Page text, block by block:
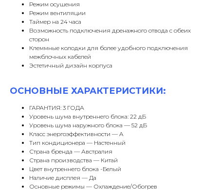
Режим осушения
Режим вентиляции
Таймер на 24 часа
Возможность подключения дренажного отвода с обеих
сторон
Клеммные колодки для более удобного подключения
межблочных кабелей
Эстетичный дизайн корпуса
ОСНОВНЫЕ ХАРАКТЕРИСТИКИ:
ГАРАНТИЯ: 3 ГОДА
Уровень шума внутреннего блока: 22 дБ
Уровень шума наружного блока — 52 дБ
Класс энергоэффективности — A
Тип кондиционера — Настенный
Страна бренда — Австралия
Страна производства — Китай
Цвет внутреннего блока -Белый
Наличие дисплея — Да
Основные режимы — Охлаждение/Обогрев